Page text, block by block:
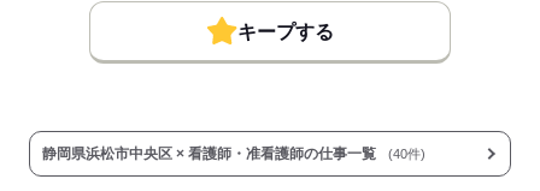
・インフルエンザ予防接種
・産業医による健康サポート窓口
・新人研修等の研修制度あり
■受動喫煙防止措置：
敷地内禁煙
キープする
静岡県浜松市中央区 × 看護師・准看護師の仕事一覧 (40件)